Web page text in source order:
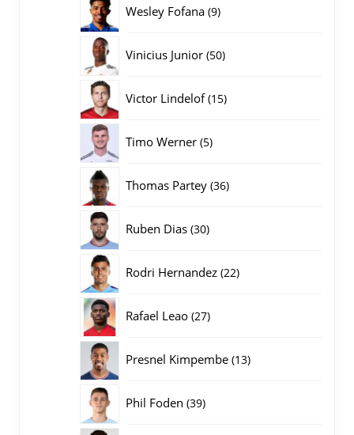
Wesley Fofana 99
Vinicius Junior 5050
Victor Lindelof 1515
Timo Werner 55
Thomas Partey 3636
Ruben Dias 3030
Rodri Hernandez 2222
Rafael Leao 2727
Presnel Kimpembe 1313
Phil Foden 3939